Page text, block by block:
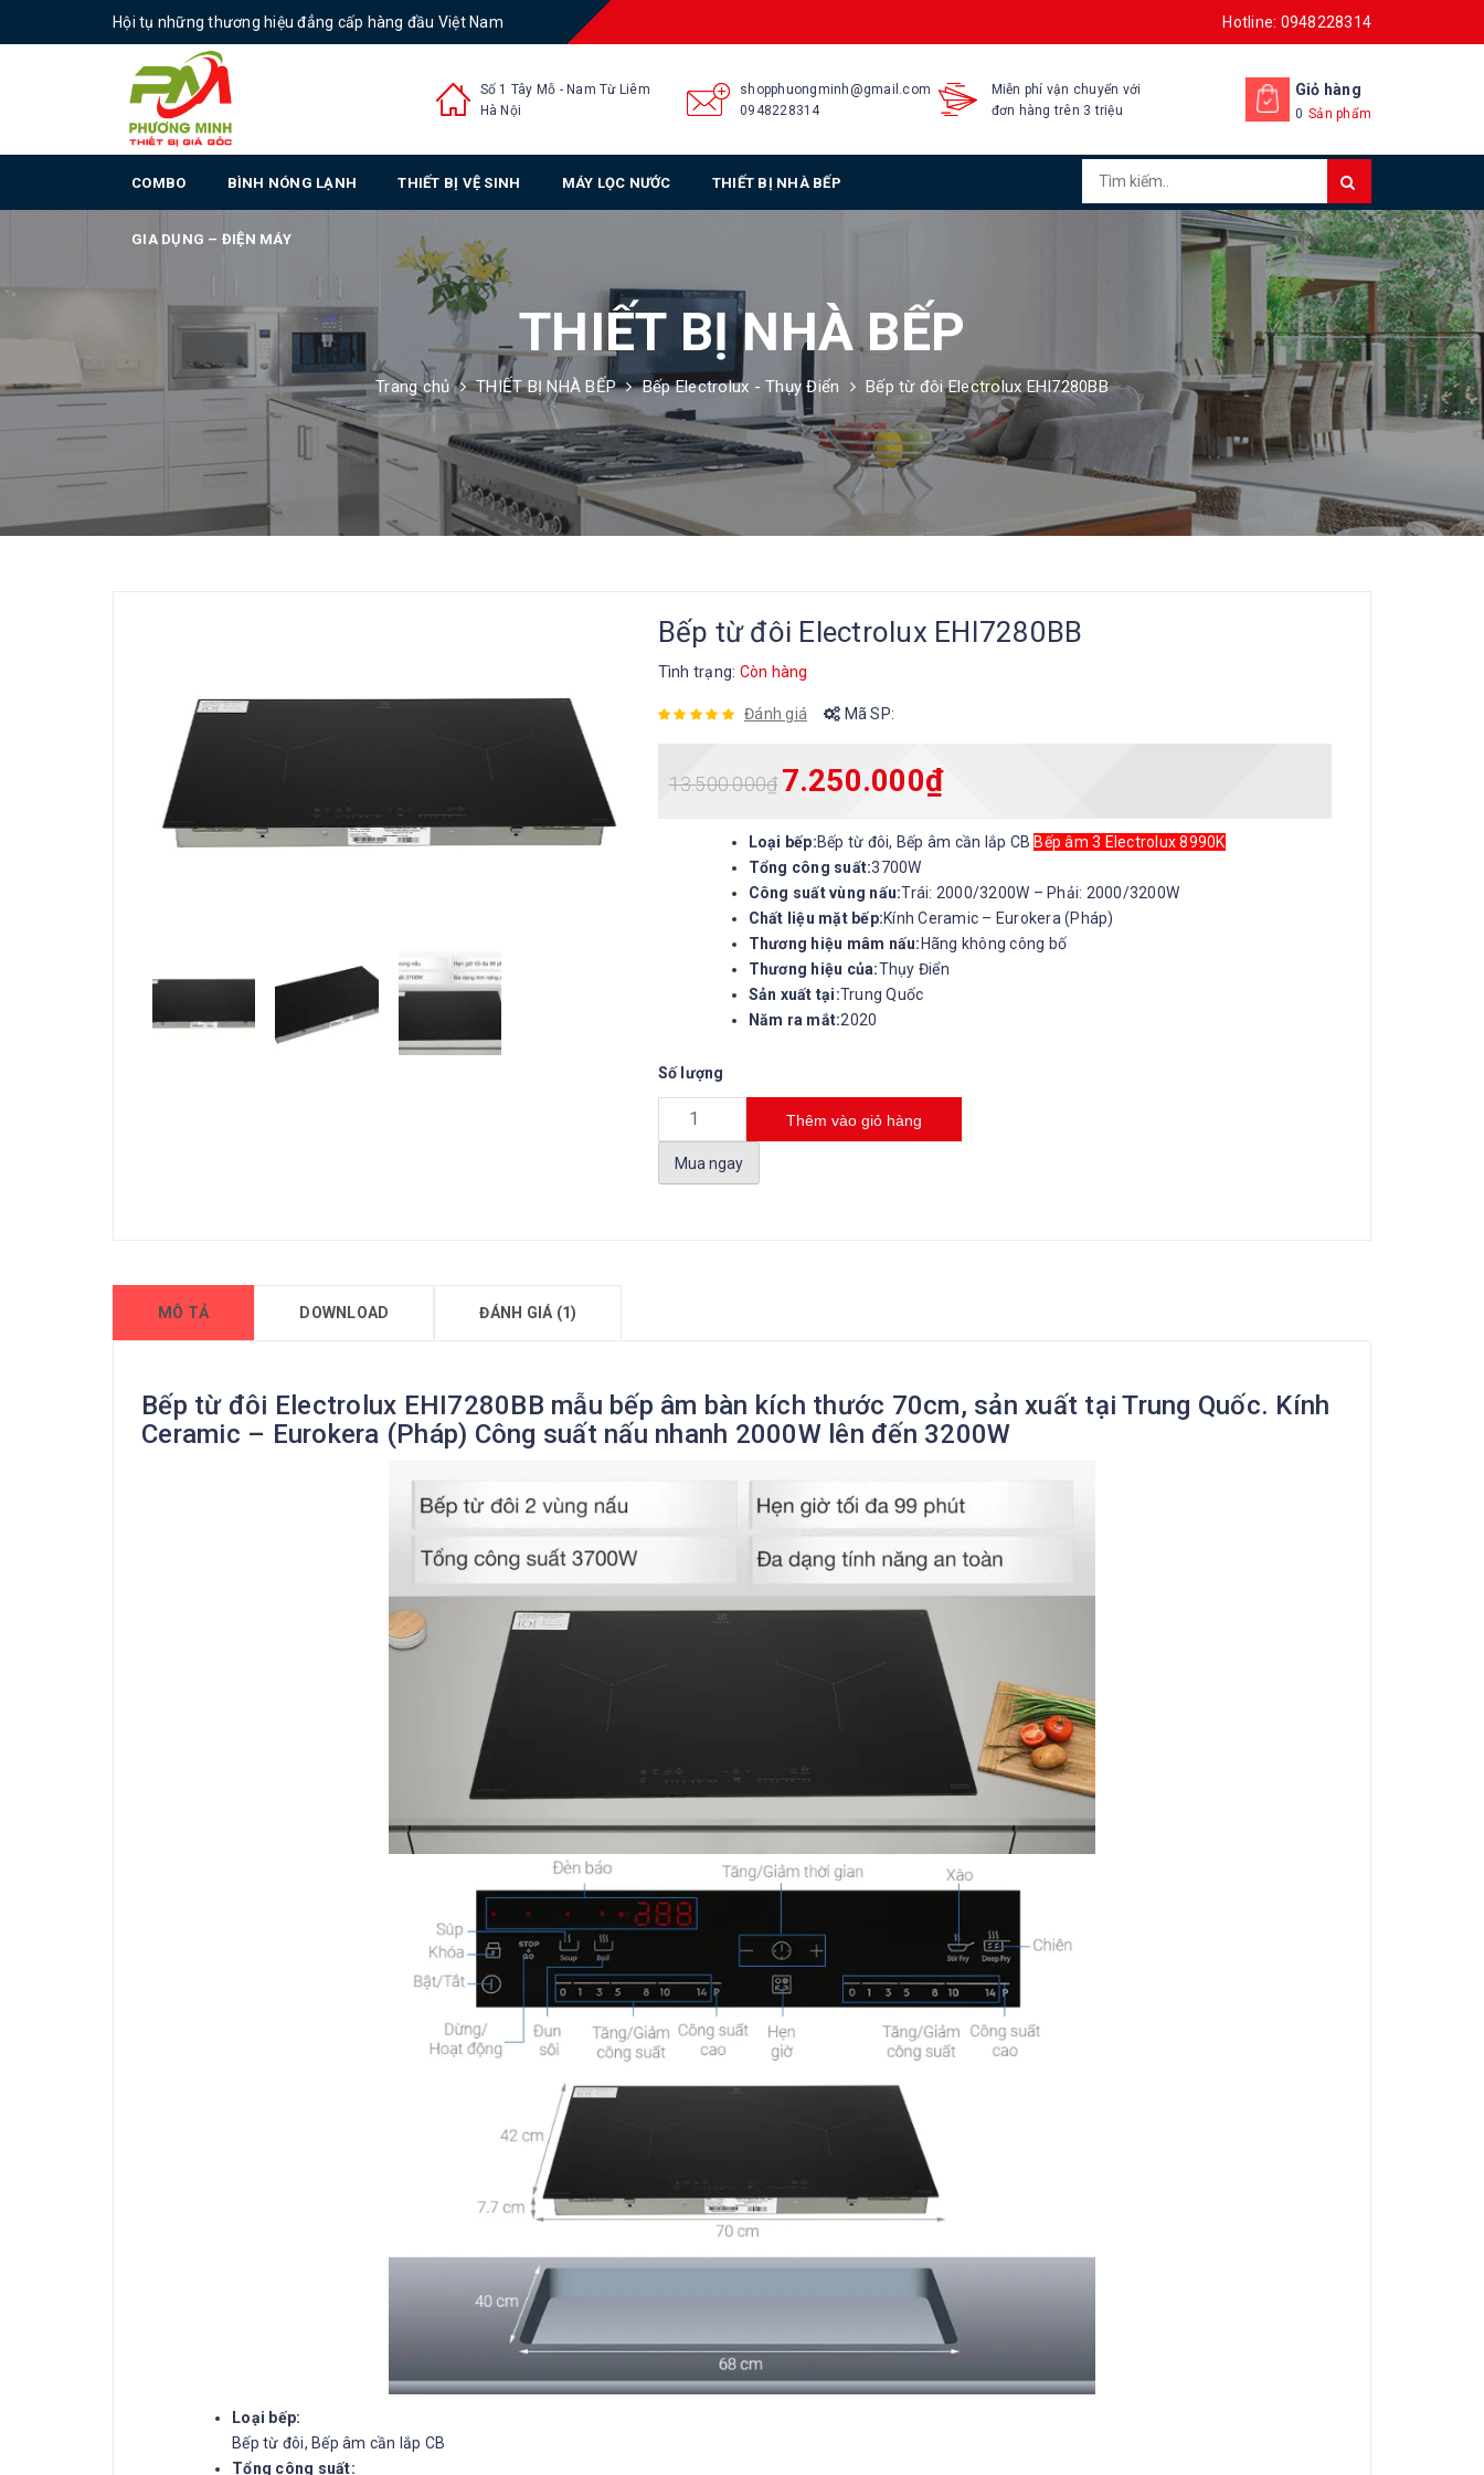
Hội tụ những thương hiệu đẳng cấp hàng đầu Việt Nam Hotline: 0948228314
Số 1 Tây Mỗ - Nam Từ Liêm
Hà Nội
shopphuongminh@gmail.com
0948228314
Miễn phí vận chuyển với
đơn hàng trên 3 triệu
Giỏ hàng
0 Sản phẩm
COMBO BÌNH NÓNG LẠNH THIẾT BỊ VỆ SINH MÁY LỌC NƯỚC THIẾT BỊ NHÀ BẾP
GIA DỤNG – ĐIỆN MÁY
THIẾT BỊ NHÀ BẾP
Trang chủ THIẾT BỊ NHÀ BẾP Bếp Electrolux - Thụy Điển Bếp từ đôi Electrolux EHI7280BB
Bếp từ đôi Electrolux EHI7280BB
Tình trạng: Còn hàng
Đánh giá Mã SP:
13.500.000₫ 7.250.000₫
Loại bếp:Bếp từ đôi, Bếp âm cần lắp CB Bếp âm 3 Electrolux 8990K
Tổng công suất:3700W
Công suất vùng nấu:Trái: 2000/3200W – Phải: 2000/3200W
Chất liệu mặt bếp:Kính Ceramic – Eurokera (Pháp)
Thương hiệu mâm nấu: Hãng không công bố
Thương hiệu của:Thụy Điển
Sản xuất tại:Trung Quốc
Năm ra mắt:2020
Số lượng
Thêm vào giỏ hàng
Mua ngay
MÔ TẢ DOWNLOAD ĐÁNH GIÁ (1)
Bếp từ đôi Electrolux EHI7280BB mẫu bếp âm bàn kích thước 70cm, sản xuất tại Trung Quốc. Kính
Ceramic – Eurokera (Pháp) Công suất nấu nhanh 2000W lên đến 3200W
Loại bếp:
Bếp từ đôi, Bếp âm cần lắp CB
Tổng công suất: